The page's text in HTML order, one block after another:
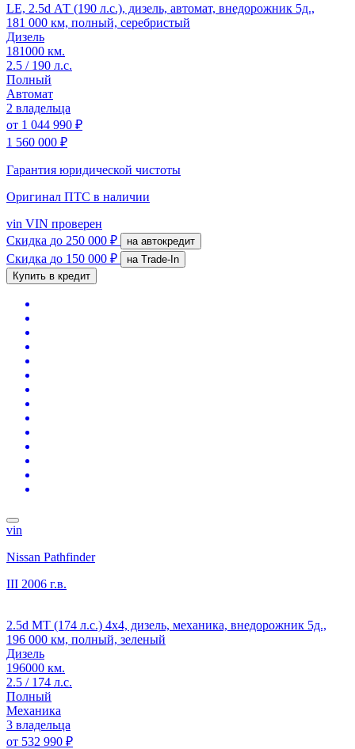
LE, 2.5d АТ (190 л.с.), дизель, автомат, внедорожник 5д.,
181 000 км, полный, серебристый
Дизель
181000 км.
2.5 / 190 л.с.
Полный
Автомат
2 владельца
от 1 044 990 ₽
1 560 000 ₽
Гарантия юридической чистоты
Оригинал ПТС в наличии
vin VIN проверен
Скидка до 250 000 ₽ на автокредит
Скидка до 150 000 ₽
на Trade-In
Купить в кредит
vin
Nissan Pathfinder
III 2006 г.в.
2.5d MT (174 л.с.) 4x4, дизель, механика, внедорожник 5д.,
196 000 км, полный, зеленый
Дизель
196000 км.
2.5 / 174 л.с.
Полный
Механика
3 владельца
от 532 990 ₽